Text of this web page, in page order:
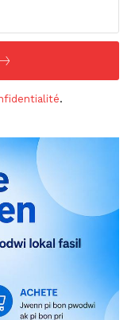
.